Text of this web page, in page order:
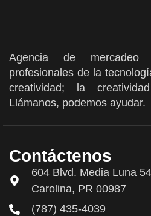
Agencia de
profesionales de la
creatividad; la
Llámanos, podemos ayudar.
Contáctenos
604 Blvd. Media Luna
Carolina, PR 00987
(787) 435-4039